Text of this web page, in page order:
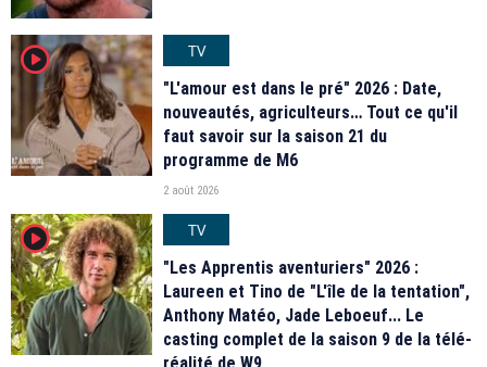
player2
TV
"L'amour est dans le pré" 2026 : Date,
nouveautés, agriculteurs… Tout ce qu'il
faut savoir sur la saison 21 du
programme de M6
2 août 2026
player2
TV
"Les Apprentis aventuriers" 2026 :
Laureen et Tino de "L'île de la tentation",
Anthony Matéo, Jade Leboeuf... Le
casting complet de la saison 9 de la télé-